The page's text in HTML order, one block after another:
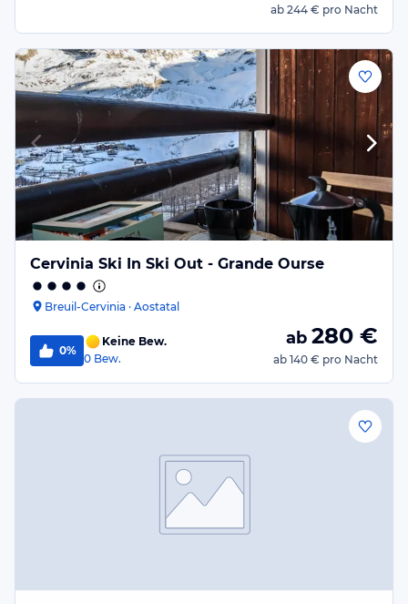
ab 244 € pro Nacht
Cervinia Ski In Ski Out - Grande Ourse
Breuil-Cervinia · Aostatal
0%
Keine Bew.
0 Bew.
ab 280 €
ab 140 € pro Nacht